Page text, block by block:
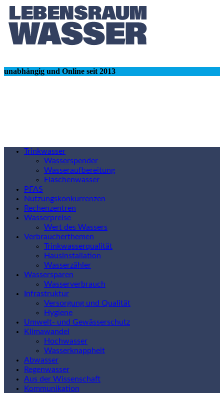
unabhängig und Online seit 2013
Trinkwasser
Wasserspender
Wasseraufbereitung
Flaschenwasser
PFAS
Nutzungskonkurrenzen
Rechenzentren
Wasserpreise
Wert des Wassers
Verbraucherthemen
Trinkwasserqualität
Hausinstallation
Wasserzähler
Wassersparen
Wasserverbrauch
Infrastruktur
Versorgung und Qualität
Hygiene
Umwelt- und Gewässerschutz
Klimawandel
Hochwasser
Wasserknappheit
Abwasser
Regenwasser
Aus der Wissenschaft
Kommunikation